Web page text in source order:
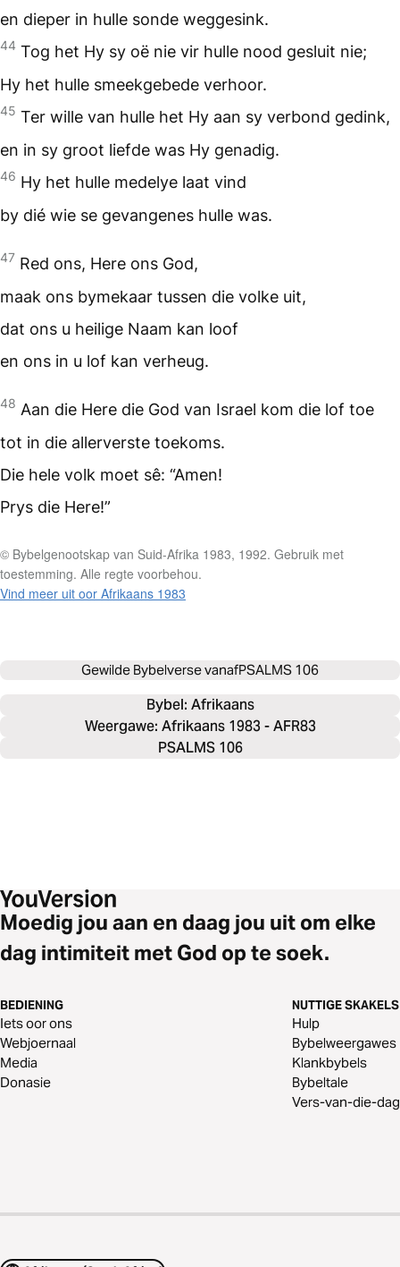
en dieper in hulle sonde weggesink.
44 Tog het Hy sy oë nie vir hulle nood gesluit nie;
Hy het hulle smeekgebede verhoor.
45 Ter wille van hulle het Hy aan sy verbond gedink,
en in sy groot liefde was Hy genadig.
46 Hy het hulle medelye laat vind
by dié wie se gevangenes hulle was.
47 Red ons, Here ons God,
maak ons bymekaar tussen die volke uit,
dat ons u heilige Naam kan loof
en ons in u lof kan verheug.
48 Aan die Here die God van Israel kom die lof toe
tot in die allerverste toekoms.
Die hele volk moet sê: “Amen!
Prys die Here!”
© Bybelgenootskap van Suid-Afrika 1983, 1992. Gebruik met
toestemming. Alle regte voorbehou.
Vind meer uit oor Afrikaans 1983
Gewilde Bybelverse vanafPSALMS 106
Bybel: Afrikaans
Weergawe: Afrikaans 1983 - AFR83
PSALMS 106
Moedig jou aan en daag jou uit om elke
dag intimiteit met God op te soek.
BEDIENING
Iets oor ons
Webjoernaal
Media
Donasie
NUTTIGE SKAKELS
Hulp
Bybelweergawes
Klankbybels
Bybeltale
Vers-van-die-dag